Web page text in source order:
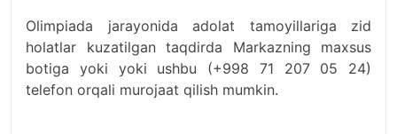
Olimpiada jarayonida adolat tamoyillariga zid
holatlar kuzatilgan taqdirda Markazning maxsus
botiga yoki yoki ushbu (+998 71 207 05 24)
telefon orqali murojaat qilish mumkin.